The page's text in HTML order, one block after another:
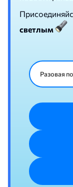
светлым
Разовая